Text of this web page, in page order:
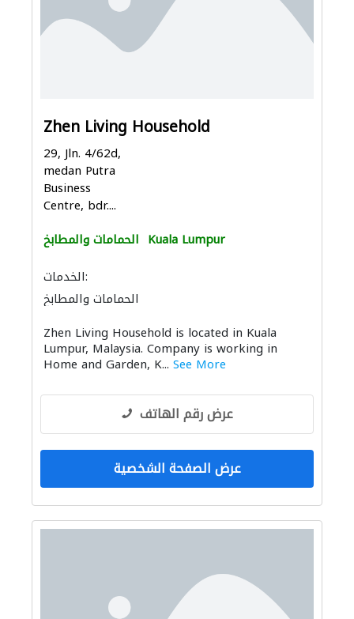
Zhen Living Household
29, Jln. 4/62d,
medan Putra
Business
Centre, bdr....
الحمامات والمطابخ Kuala Lumpur
الخدمات:
الحمامات والمطابخ
Zhen Living Household is located in Kuala
Lumpur, Malaysia. Company is working in
Home and Garden, K... See More
عرض رقم الهاتف
عرض الصفحة الشخصية